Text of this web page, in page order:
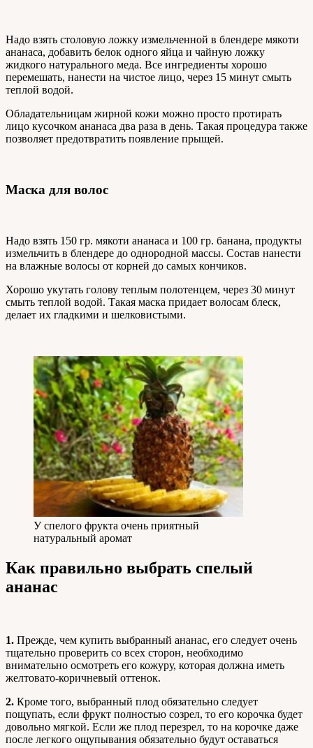
Надо взять столовую ложку измельченной в блендере мякоти
ананаса, добавить белок одного яйца и чайную ложку
жидкого натурального меда. Все ингредиенты хорошо
перемешать, нанести на чистое лицо, через 15 минут смыть
теплой водой.
Обладательницам жирной кожи можно просто протирать
лицо кусочком ананаса два раза в день. Такая процедура также
позволяет предотвратить появление прыщей.
Маска для волос
Надо взять 150 гр. мякоти ананаса и 100 гр. банана, продукты
измельчить в блендере до однородной массы. Состав нанести
на влажные волосы от корней до самых кончиков.
Хорошо укутать голову теплым полотенцем, через 30 минут
смыть теплой водой. Такая маска придает волосам блеск,
делает их гладкими и шелковистыми.
У спелого фрукта очень приятный
натуральный аромат
Как правильно выбрать спелый
ананас
1. Прежде, чем купить выбранный ананас, его следует очень
тщательно проверить со всех сторон, необходимо
внимательно осмотреть его кожуру, которая должна иметь
желтовато-коричневый оттенок.
2. Кроме того, выбранный плод обязательно следует
пощупать, если фрукт полностью созрел, то его корочка будет
довольно мягкой. Если же плод перезрел, то на корочке даже
после легкого ощупывания обязательно будут оставаться